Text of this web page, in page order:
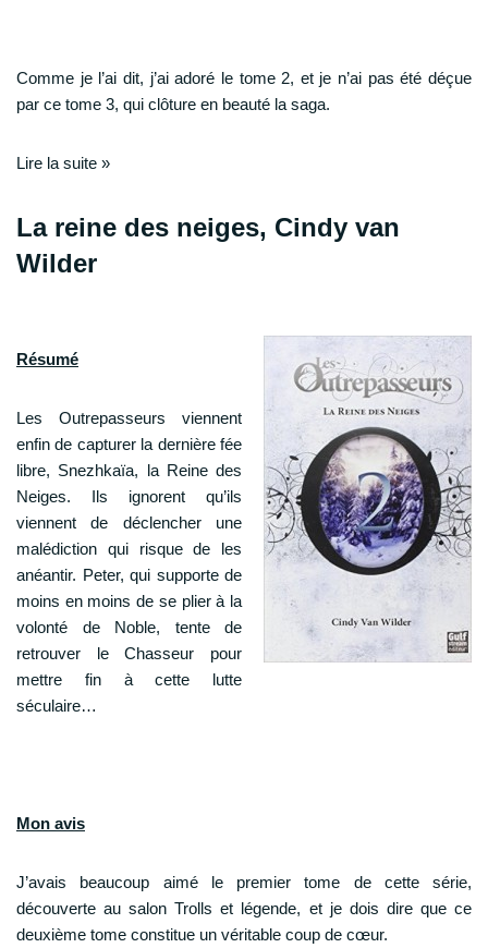
Comme je l’ai dit, j’ai adoré le tome 2, et je n’ai pas été déçue
par ce tome 3, qui clôture en beauté la saga.
Lire la suite »
La reine des neiges, Cindy van
Wilder
Résumé
Les Outrepasseurs viennent
enfin de capturer la dernière fée
libre, Snezhkaïa, la Reine des
Neiges. Ils ignorent qu’ils
viennent de déclencher une
malédiction qui risque de les
anéantir. Peter, qui supporte de
moins en moins de se plier à la
volonté de Noble, tente de
retrouver le Chasseur pour
mettre fin à cette lutte
séculaire…
Mon avis
J’avais beaucoup aimé le premier tome de cette série,
découverte au salon Trolls et légende, et je dois dire que ce
deuxième tome constitue un véritable coup de cœur.